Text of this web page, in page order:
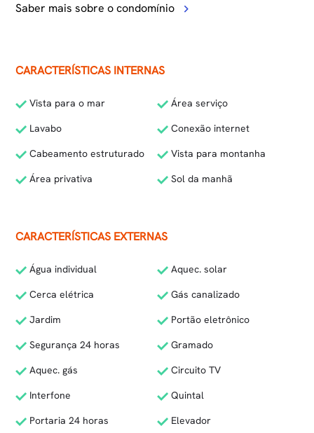
Saber mais sobre o condomínio
CARACTERÍSTICAS INTERNAS
Vista para o mar
Área serviço
Lavabo
Conexão internet
Cabeamento estruturado
Vista para montanha
Área privativa
Sol da manhã
CARACTERÍSTICAS EXTERNAS
Água individual
Aquec. solar
Cerca elétrica
Gás canalizado
Jardim
Portão eletrônico
Segurança 24 horas
Gramado
Aquec. gás
Circuito TV
Interfone
Quintal
Portaria 24 horas
Elevador